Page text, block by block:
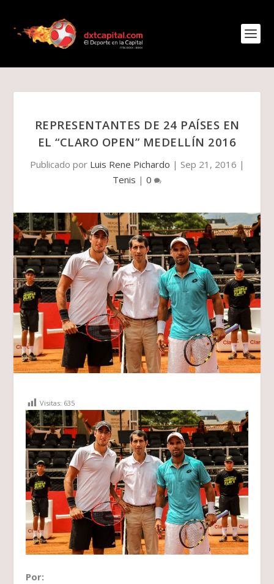
REPRESENTANTES DE 24 PAÍSES EN
EL “CLARO OPEN” MEDELLÍN 2016
Publicado por Luis Rene Pichardo | Sep 21, 2016 |
Tenis | 0
Visitas: 635
Por: